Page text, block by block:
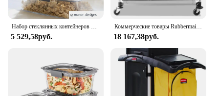
Набор стеклянных контейнеров Rubbermaid Brilliance из 10 шт.
5 529,58руб.
Коммерческие товары Rubbermaid, складная тележка для прачечной, передвижная тележка для колледжа, транспортные принадлежности и товары для продуктов, сталь
18 167,38руб.